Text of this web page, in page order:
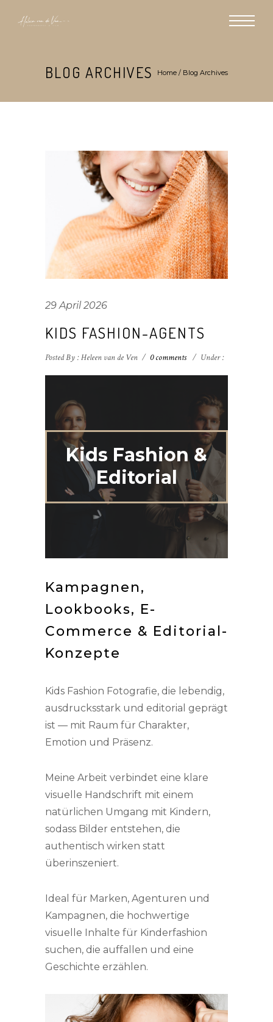
BLOG ARCHIVES Home / Blog Archives
29 April 2026
KIDS FASHION-AGENTS
Posted By : Heleen van de Ven / 0 comments / Under :
Kids Fashion &
Editorial
Kampagnen,
Lookbooks, E-
Commerce & Editorial-
Konzepte
Kids Fashion Fotografie, die lebendig,
ausdrucksstark und editorial geprägt
ist — mit Raum für Charakter,
Emotion und Präsenz.
Meine Arbeit verbindet eine klare
visuelle Handschrift mit einem
natürlichen Umgang mit Kindern,
sodass Bilder entstehen, die
authentisch wirken statt
überinszeniert.
Ideal für Marken, Agenturen und
Kampagnen, die hochwertige
visuelle Inhalte für Kinderfashion
suchen, die auffallen und eine
Geschichte erzählen.